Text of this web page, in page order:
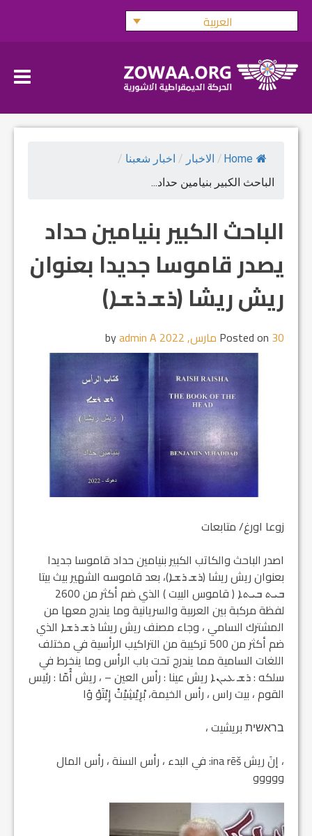
Skip
العربية
Home
/ الاخبار / اخبار شعبنا /
الباحث الكبير بنيامين حداد...
الباحث الكبير بنيامين حداد
يصدر قاموسا جديدا بعنوان
ريش ريشا (ܪܫ ܪܫܐ)
Posted on 30 مارس, 2022 admin A
زوعا اورغ/ متابعات
اصدر الباحث والكاتب الكبير بنيامين حداد قاموسا جديدا
بعنوان ريش ريشا (ܪܫ ܪܫܐ)، بعد قاموسه الشهير بيث بيتا
ܒܝܬ ܒܝܬܐ ( قاموس البيت ) الذي ضم أكثر من 2600
لفظة مركبة بين العربية والسريانية وما يندرج معها من
المشترك السامي ، وجاء مصنف ريش ريشا ܪܫ ܪܫܐ الذي
ضم أكثر من 500 تركيبة من التراكيب الرأسية في مختلف
اللغات السامية مما يندرج تحت باب الرأس وما ينخرط في
سلكه : ܪܫ ܥܝܢܐ ريش عينا : رأس العين – ، ريش أُمّا : رئيس
القوم ، بيت راس ، رأس الخيمة، بْرِيْشِيْتْ إِيْتَوْ وُا
בראשית بريشيت ،
، إنَ ريش ina rēš: في البدء ، رأس السنة ، رأس المال
ووووو